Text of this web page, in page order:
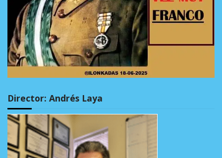
Director: Andrés Laya